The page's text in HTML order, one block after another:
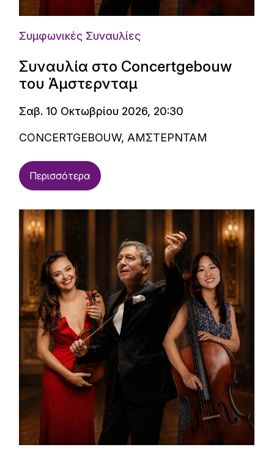
Συμφωνικές Συναυλίες
Συναυλία στο Concertgebouw
του Άμστερνταμ
Σαβ. 10 Οκτωβρίου 2026, 20:30
CONCERTGEBOUW, ΑΜΣΤΕΡΝΤΑΜ
Περισσότερα